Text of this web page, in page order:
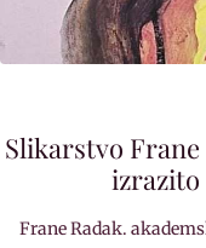
Slikarstvo
izrazito
Frane Radak.